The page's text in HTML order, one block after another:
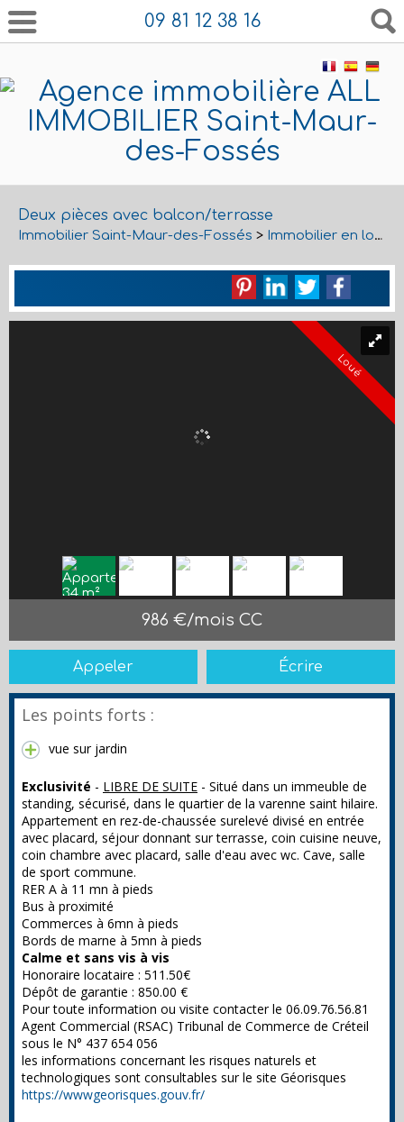
09 81 12 38 16
Deux pièces avec balcon/terrasse
Immobilier Saint-Maur-des-Fossés > Immobilier en location Saint-Maur-des-Fossés
Loué
986 €/mois CC
Appeler Écrire
Les points forts :
vue sur jardin
Exclusivité - LIBRE DE SUITE - Situé dans un immeuble de
standing, sécurisé, dans le quartier de la varenne saint hilaire.
Appartement en rez-de-chaussée surelevé divisé en entrée
avec placard, séjour donnant sur terrasse, coin cuisine neuve,
coin chambre avec placard, salle d'eau avec wc. Cave, salle
de sport commune.
RER A à 11 mn à pieds
Bus à proximité
Commerces à 6mn à pieds
Bords de marne à 5mn à pieds
Calme et sans vis à vis
Honoraire locataire : 511.50€
Dépôt de garantie : 850.00 €
Pour toute information ou visite contacter le 06.09.76.56.81
Agent Commercial (RSAC) Tribunal de Commerce de Créteil
sous le N° 437 654 056
les informations concernant les risques naturels et
technologiques sont consultables sur le site Géorisques
https://wwwgeorisques.gouv.fr/